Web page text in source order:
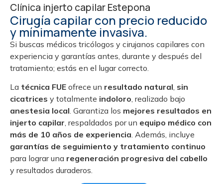
Clínica injerto capilar Estepona
Cirugía capilar con precio reducido
y mínimamente invasiva.
Si buscas médicos tricólogos y cirujanos capilares con
experiencia y garantías antes, durante y después del
tratamiento; estás en el lugar correcto.
La técnica FUE ofrece un resultado natural sin
cicatrices y totalmente indoloro , realizado bajo
anestesia local . Garantiza los mejores resultados en
injerto capilar , respaldados por un equipo médico con
más de 10 años de experiencia . Además, incluye
garantías de seguimiento y tratamiento continuo
para lograr una regeneración progresiva del cabello
y resultados duraderos.